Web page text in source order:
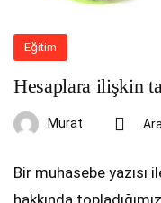
Eğitim
Hesaplara ilişkin
Murat
Bir muhasebe yazısı
hakkında